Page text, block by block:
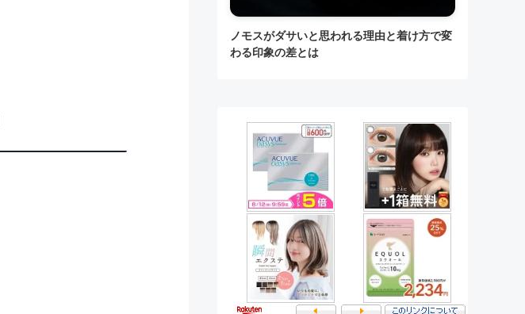
ノモスがダサいと思われる理由と着け方で変
わる印象の差とは